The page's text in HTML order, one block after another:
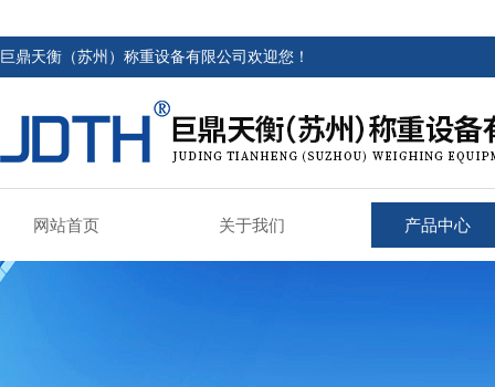
巨鼎天衡（苏州）称重设备有限公司欢迎您！
网站首页 关于我们 产品中心